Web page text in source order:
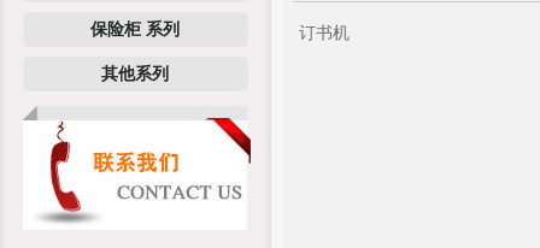
保险柜 系列
其他系列
订书机